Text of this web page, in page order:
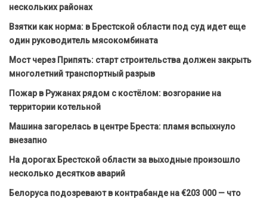
нескольких районах
Взятки как норма: в Брестской области под суд идет еще
один руководитель мясокомбината
Мост через Припять: старт строительства должен закрыть
многолетний транспортный разрыв
Пожар в Ружанах рядом с костёлом: возгорание на
территории котельной
Машина загорелась в центре Бреста: пламя вспыхнуло
внезапно
На дорогах Брестской области за выходные произошло
несколько десятков аварий
Белоруса подозревают в контрабанде на €203 000 — что